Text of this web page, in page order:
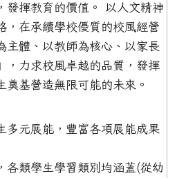
發揮教育的價值。 以人文精神
，在承續學校優質的校風經營
主體、以教師為核心、以家長
，力求校風卓越的品質，發揮
奠基營造無限可能的未來。
多元展能，豐富各項展能成果
各類學生學習類別均涵蓋(從幼